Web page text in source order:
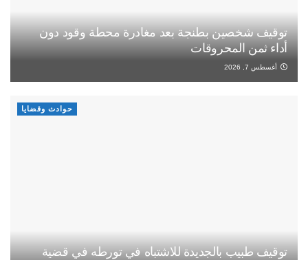
توقيف شخصين بطنجة بعد مغادرة محطة وقود دون
أداء ثمن المحروقات
أغسطس 7, 2026
حوادث وقضايا
توقيف طبيب بالجديدة للاشتباه في تورطه في قضية